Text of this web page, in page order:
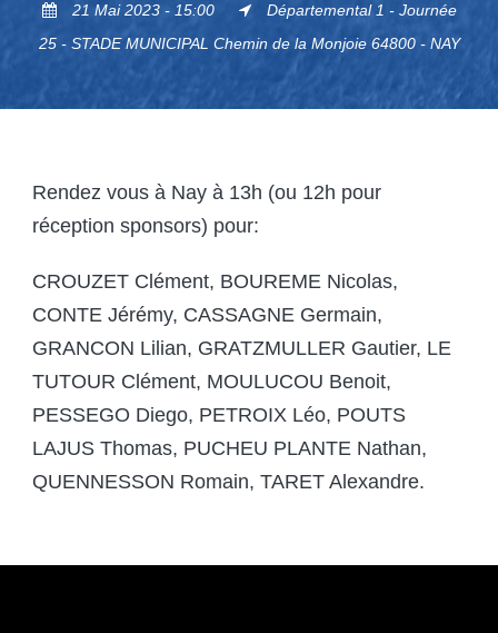
21 Mai 2023 - 15:00
Départemental 1 - Journée
25 - STADE MUNICIPAL Chemin de la Monjoie 64800 - NAY
Rendez vous à Nay à 13h (ou 12h pour
réception sponsors) pour:
CROUZET Clément, BOUREME Nicolas,
CONTE Jérémy, CASSAGNE Germain,
GRANCON Lilian, GRATZMULLER Gautier, LE
TUTOUR Clément, MOULUCOU Benoit,
PESSEGO Diego, PETROIX Léo, POUTS
LAJUS Thomas, PUCHEU PLANTE Nathan,
QUENNESSON Romain, TARET Alexandre.